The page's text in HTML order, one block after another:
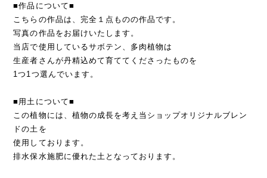
■作品について■
こちらの作品は、完全１点ものの作品です。
写真の作品をお届けいたします。
当店で使用しているサボテン、多肉植物は
生産者さんが丹精込めて育ててくださったものを
1つ1つ選んでいます。
■用土について■
この植物には、植物の成長を考え当ショップオリジナルブレン
ドの土を
使用しております。
排水保水施肥に優れた土となっております。